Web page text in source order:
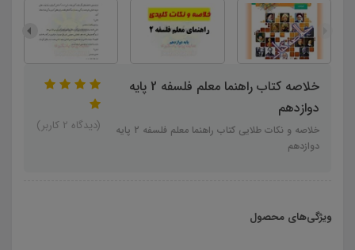
خلاصه کتاب راهنما معلم فلسفه 2 پایه
دوازدهم
خلاصه و نکات طلایی کتاب راهنما معلم فلسفه 2 پایه
دوازدهم
(دیدگاه 2 کاربر)
ویژگی‌های محصول